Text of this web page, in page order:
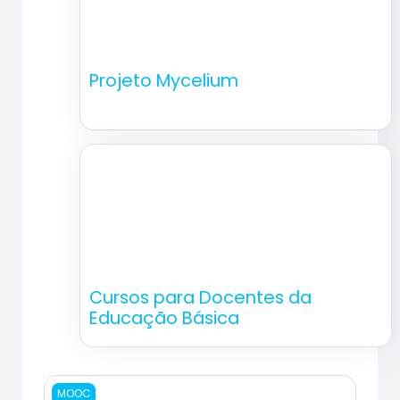
Projeto Mycelium
Cursos para Docentes da
Educação Básica
Imagen del curso Letramento Digital
MOOC